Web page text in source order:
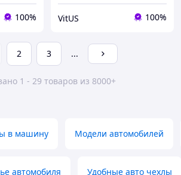
100% VitUS 100%
2 3 ...
1 - 29 товаров из 8000+
в машину Модели автомобилей
автомобиля Удобные авто чехлы